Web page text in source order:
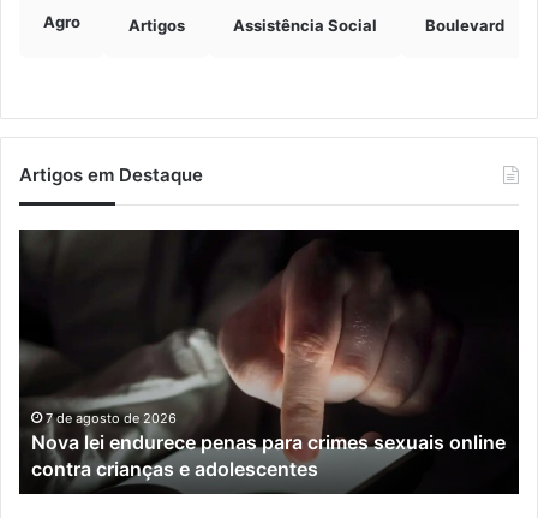
Agro Artigos Assistência Social Boulevard
Artigos em Destaque
para
crimes
sexuais
online
contra
crianças
e
7 de agosto de 2026
Nova lei endurece penas para crimes sexuais online
contra crianças e adolescentes